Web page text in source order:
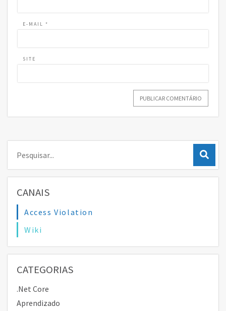
E-MAIL *
SITE
CANAIS
Access Violation
Wiki
CATEGORIAS
.Net Core
Aprendizado